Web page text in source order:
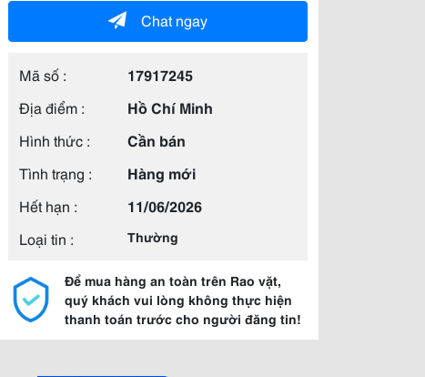
Chat ngay
Mã số :
17917245
Địa điểm :
Hồ Chí Minh
Hình thức :
Cần bán
Tình trạng :
Hàng mới
Hết hạn :
11/06/2026
Loại tin :
Thường
Để mua hàng an toàn trên Rao vặt,
quý khách vui lòng không thực hiện
thanh toán trước cho người đăng tin!